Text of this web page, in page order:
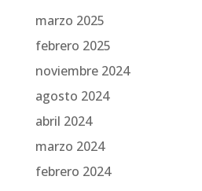
marzo 2025
febrero 2025
noviembre 2024
agosto 2024
abril 2024
marzo 2024
febrero 2024